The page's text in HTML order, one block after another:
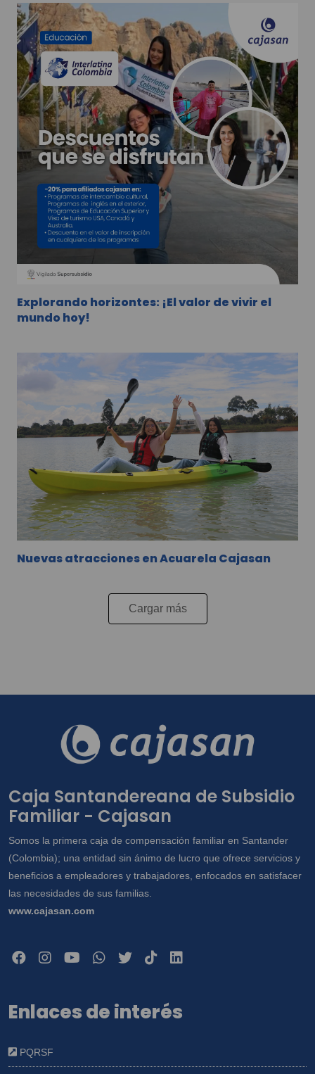
Explorando horizontes: ¡El valor de vivir el
mundo hoy!
Nuevas atracciones en Acuarela Cajasan
Cargar más
Caja Santandereana de Subsidio
Familiar - Cajasan
Somos la primera caja de compensación familiar en Santander
(Colombia); una entidad sin ánimo de lucro que ofrece servicios y
beneficios a empleadores y trabajadores, enfocados en satisfacer
las necesidades de sus familias.
www.cajasan.com
Enlaces de interés
PQRSF